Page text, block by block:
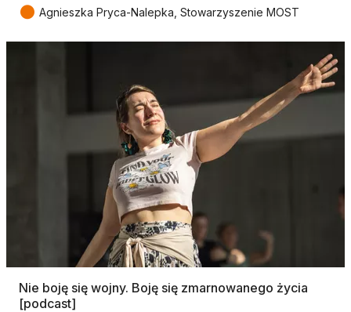
● Agnieszka Pryca-Nalepka, Stowarzyszenie MOST
Nie boję się wojny. Boję się zmarnowanego życia
[podcast]